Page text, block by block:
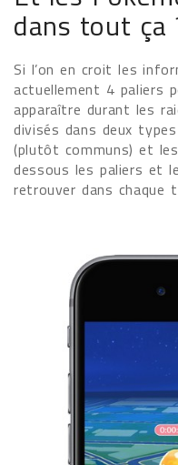
dans tout ça
Si l’on en croit les
actuellement 4 paliers
apparaître durant les
divisés dans deux
(plutôt communs) et
dessous les paliers et
retrouver dans chaque